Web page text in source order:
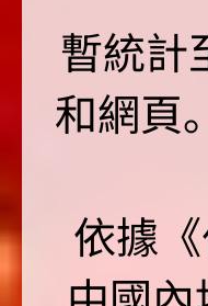
暫統計
和網頁
依據